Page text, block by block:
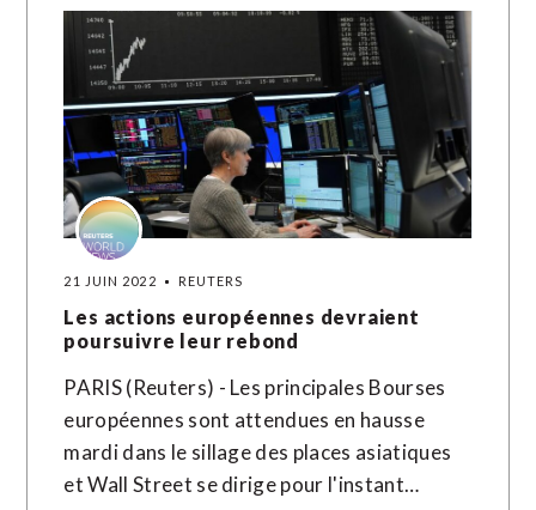
21 JUIN 2022 REUTERS
Les actions européennes devraient
poursuivre leur rebond
PARIS (Reuters) - Les principales Bourses
européennes sont attendues en hausse
mardi dans le sillage des places asiatiques
et Wall Street se dirige pour l'instant…